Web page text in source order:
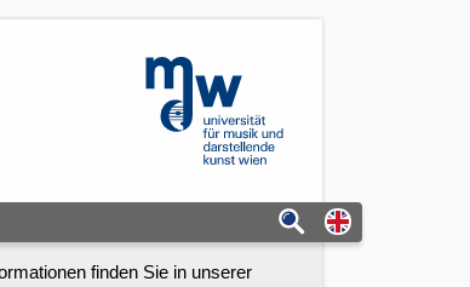
mdw - Homepage
Switch to
finden Sie in unserer